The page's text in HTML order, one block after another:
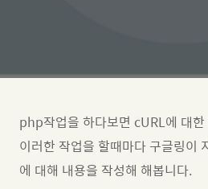
php작업을 하다보면 cURL에 대
이러한 작업을 할때마다 구글링이
에 대해 내용을 작성해 해봅니다.